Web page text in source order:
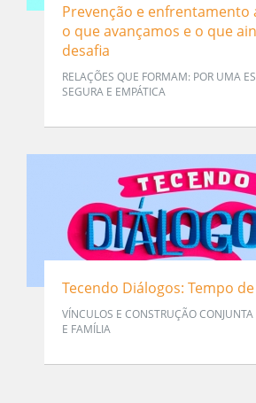
Prevenção e enfrentamento
o que avançamos e o que
desafia
RELAÇÕES QUE FORMAM: POR UMA
SEGURA E EMPÁTICA
Tecendo Diálogos: Tempo
VÍNCULOS E CONSTRUÇÃO
E FAMÍLIA